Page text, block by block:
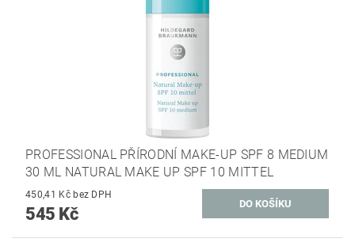
PROFESSIONAL PŘÍRODNÍ MAKE-UP SPF 8 MEDIUM
30 ML NATURAL MAKE UP SPF 10 MITTEL
450,41 Kč bez DPH
545 Kč